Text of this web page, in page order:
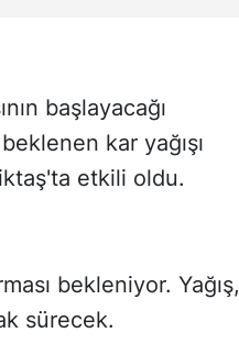
başlayacağı
kar yağışı
etkili oldu.
bekleniyor. Yağış,
sürecek.